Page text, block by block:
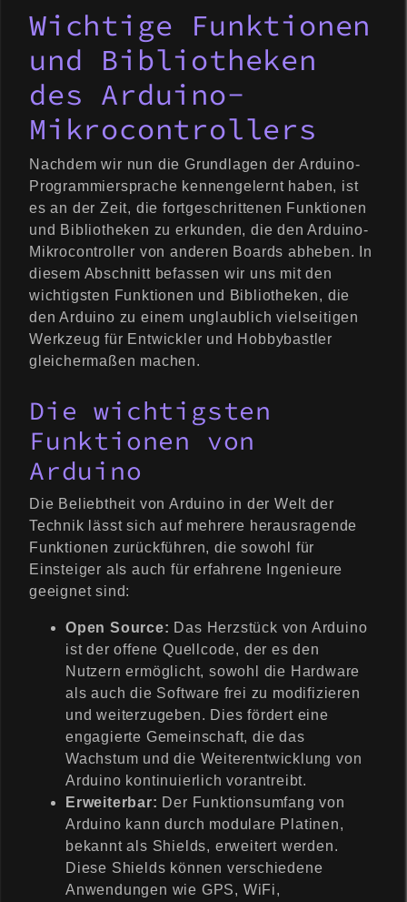
Wichtige Funktionen
und Bibliotheken
des Arduino-
Mikrocontrollers
Nachdem wir nun die Grundlagen der Arduino-
Programmiersprache kennengelernt haben, ist
es an der Zeit, die fortgeschrittenen Funktionen
und Bibliotheken zu erkunden, die den Arduino-
Mikrocontroller von anderen Boards abheben. In
diesem Abschnitt befassen wir uns mit den
wichtigsten Funktionen und Bibliotheken, die
den Arduino zu einem unglaublich vielseitigen
Werkzeug für Entwickler und Hobbybastler
gleichermaßen machen.
Die wichtigsten
Funktionen von
Arduino
Die Beliebtheit von Arduino in der Welt der
Technik lässt sich auf mehrere herausragende
Funktionen zurückführen, die sowohl für
Einsteiger als auch für erfahrene Ingenieure
geeignet sind:
Open Source: Das Herzstück von Arduino
ist der offene Quellcode, der es den
Nutzern ermöglicht, sowohl die Hardware
als auch die Software frei zu modifizieren
und weiterzugeben. Dies fördert eine
engagierte Gemeinschaft, die das
Wachstum und die Weiterentwicklung von
Arduino kontinuierlich vorantreibt.
Erweiterbar: Der Funktionsumfang von
Arduino kann durch modulare Platinen,
bekannt als Shields, erweitert werden.
Diese Shields können verschiedene
Anwendungen wie GPS, WiFi,